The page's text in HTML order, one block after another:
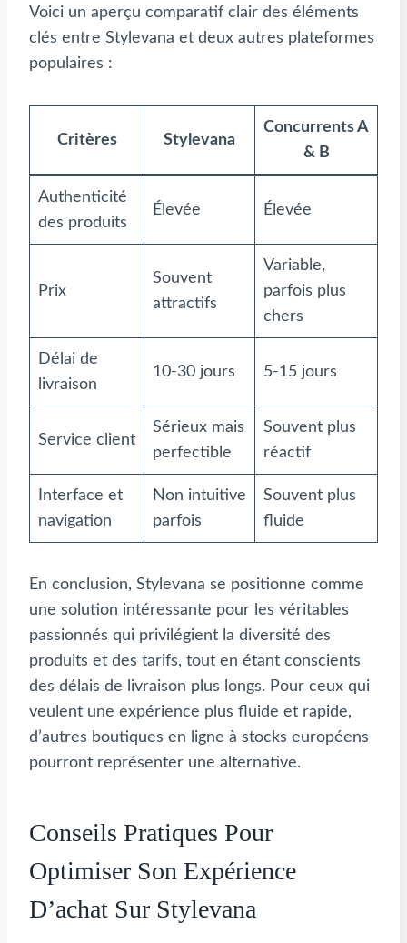
Voici un aperçu comparatif clair des éléments
clés entre Stylevana et deux autres plateformes
populaires :
Critères Stylevana
Concurrents A
& B
Authenticité
des produits
Élevée Élevée
Prix
Souvent
attractifs
Variable,
parfois plus
chers
Délai de
livraison
10-30 jours 5-15 jours
Service client
Sérieux mais
perfectible
Souvent plus
réactif
Interface et
navigation
Non intuitive
parfois
Souvent plus
fluide
En conclusion, Stylevana se positionne comme
une solution intéressante pour les véritables
passionnés qui privilégient la diversité des
produits et des tarifs, tout en étant conscients
des délais de livraison plus longs. Pour ceux qui
veulent une expérience plus fluide et rapide,
d’autres boutiques en ligne à stocks européens
pourront représenter une alternative.
Conseils Pratiques Pour
Optimiser Son Expérience
D’achat Sur Stylevana